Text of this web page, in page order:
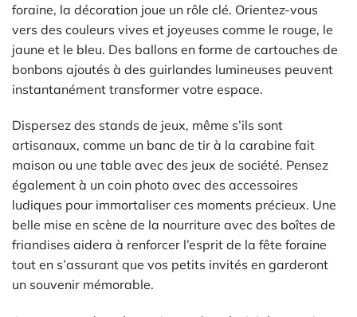
foraine, la décoration joue un rôle clé. Orientez-vous
vers des couleurs vives et joyeuses comme le rouge, le
jaune et le bleu. Des ballons en forme de cartouches de
bonbons ajoutés à des guirlandes lumineuses peuvent
instantanément transformer votre espace.
Dispersez des stands de jeux, même s’ils sont
artisanaux, comme un banc de tir à la carabine fait
maison ou une table avec des jeux de société. Pensez
également à un coin photo avec des accessoires
ludiques pour immortaliser ces moments précieux. Une
belle mise en scène de la nourriture avec des boîtes de
friandises aidera à renforcer l’esprit de la fête foraine
tout en s’assurant que vos petits invités en garderont
un souvenir mémorable.